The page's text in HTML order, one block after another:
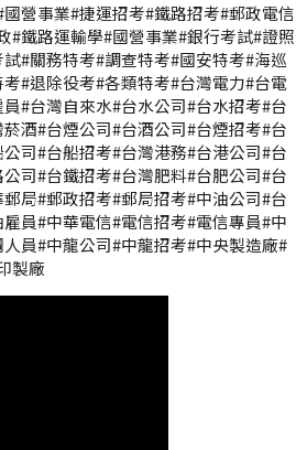
營事業#捷運招考#鐵路招考#郵政電信
#鐵路運輸學#國營事業#銀行考試#證照
#關務特考#調查特考#國安特考#海巡
#退除役考#各類特考#台灣電力#台電
#台灣自來水#台水公司#台水招考#台
酒#台煙公司#台酒公司#台煙招考#台
司#台船招考#台灣港務#台港公司#台
司#台鐵招考#台灣肥料#台肥公司#台
局#郵政招考#郵局招考#中油公司#台
員#中華電信#電信招考#電信專員#中
員#中龍公司#中龍招考#中央製造廠#
製廠